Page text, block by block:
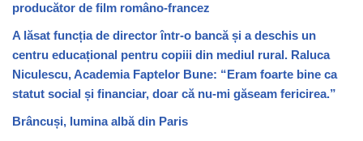
producător de film româno-francez
A lăsat funcția de director într-o bancă și a deschis un
centru educațional pentru copiii din mediul rural. Raluca
Niculescu, Academia Faptelor Bune: “Eram foarte bine ca
statut social și financiar, doar că nu-mi găseam fericirea.”
Brâncuși, lumina albă din Paris